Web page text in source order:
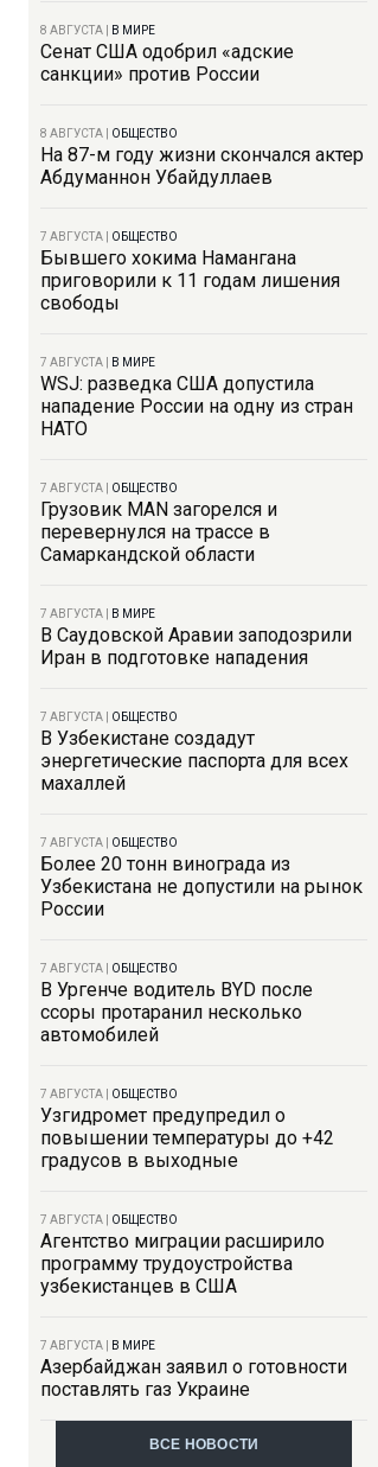
8 АВГУСТА В МИРЕ
Сенат США одобрил «адские
санкции» против России
8 АВГУСТА ОБЩЕСТВО
На 87-м году жизни скончался актер
Абдуманнон Убайдуллаев
7 АВГУСТА ОБЩЕСТВО
Бывшего хокима Намангана
приговорили к 11 годам лишения
свободы
7 АВГУСТА В МИРЕ
WSJ: разведка США допустила
нападение России на одну из стран
НАТО
7 АВГУСТА ОБЩЕСТВО
Грузовик MAN загорелся и
перевернулся на трассе в
Самаркандской области
7 АВГУСТА В МИРЕ
В Саудовской Аравии заподозрили
Иран в подготовке нападения
7 АВГУСТА ОБЩЕСТВО
В Узбекистане создадут
энергетические паспорта для всех
махаллей
7 АВГУСТА ОБЩЕСТВО
Более 20 тонн винограда из
Узбекистана не допустили на рынок
России
7 АВГУСТА ОБЩЕСТВО
В Ургенче водитель BYD после
ссоры протаранил несколько
автомобилей
7 АВГУСТА ОБЩЕСТВО
Узгидромет предупредил о
повышении температуры до +42
градусов в выходные
7 АВГУСТА ОБЩЕСТВО
Агентство миграции расширило
программу трудоустройства
узбекистанцев в США
7 АВГУСТА В МИРЕ
Азербайджан заявил о готовности
поставлять газ Украине
ВСЕ НОВОСТИ